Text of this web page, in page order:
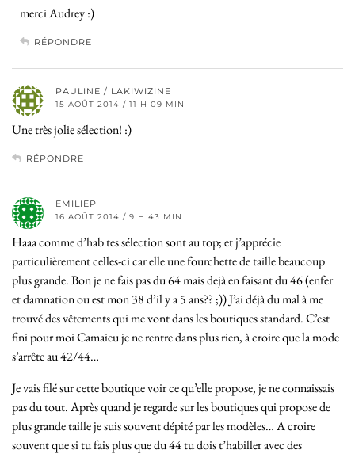
merci Audrey :)
RÉPONDRE
PAULINE / LAKIWIZINE
15 AOÛT 2014 / 11 H 09 MIN
Une très jolie sélection! :)
RÉPONDRE
EMILIEP
16 AOÛT 2014 / 9 H 43 MIN
Haaa comme d’hab tes sélection sont au top; et j’apprécie
particulièrement celles-ci car elle une fourchette de taille beaucoup
plus grande. Bon je ne fais pas du 64 mais dejà en faisant du 46 (enfer
et damnation ou est mon 38 d’il y a 5 ans?? ;)) J’ai déjà du mal à me
trouvé des vêtements qui me vont dans les boutiques standard. C’est
fini pour moi Camaieu je ne rentre dans plus rien, à croire que la mode
s’arrête au 42/44…
Je vais filé sur cette boutique voir ce qu’elle propose, je ne connaissais
pas du tout. Après quand je regarde sur les boutiques qui propose de
plus grande taille je suis souvent dépité par les modèles… A croire
souvent que si tu fais plus que du 44 tu dois t’habiller avec des